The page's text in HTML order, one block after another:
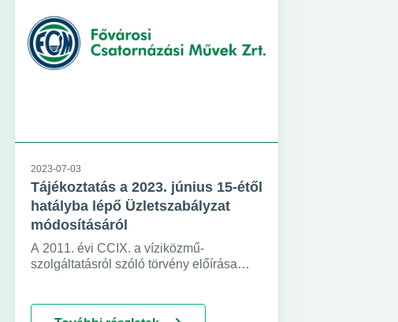
2023-07-03
Tájékoztatás a 2023. június 15-étől
hatályba lépő Üzletszabályzat
módosításáról
A 2011. évi CCIX. a víziközmű-
szolgáltatásról szóló törvény előírása
(víziközmű-szolgáltató) üzletszabályzata